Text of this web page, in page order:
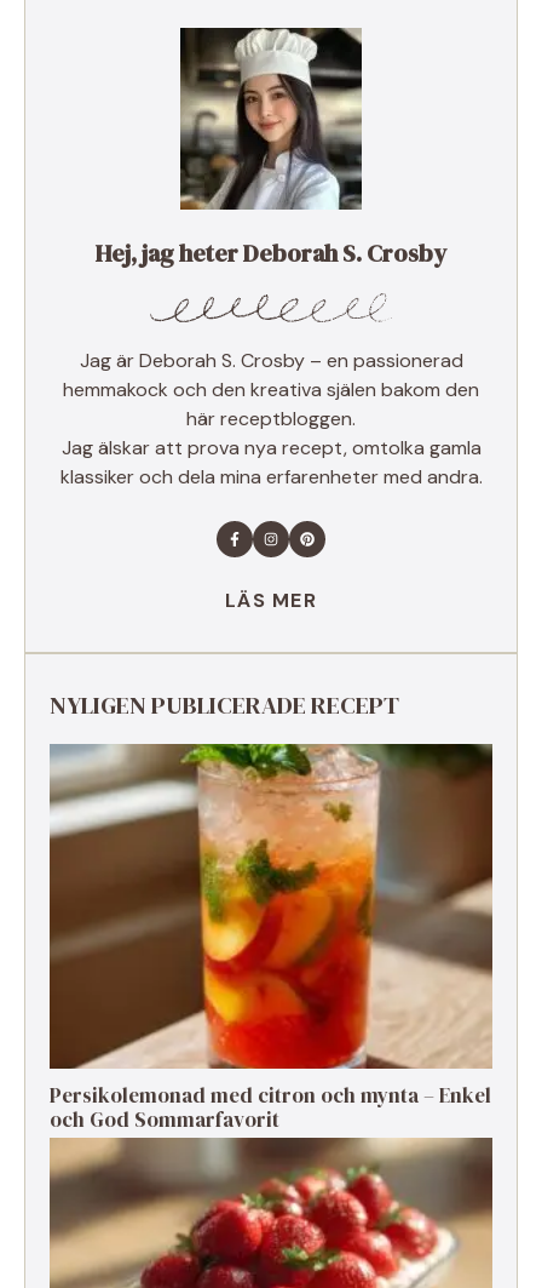
Hej, jag heter Deborah S. Crosby
Jag är Deborah S. Crosby – en passionerad
hemmakock och den kreativa själen bakom den
här receptbloggen.
Jag älskar att prova nya recept, omtolka gamla
klassiker och dela mina erfarenheter med andra.
LÄS MER
NYLIGEN PUBLICERADE RECEPT
Persikolemonad med citron och mynta – Enkel
och God Sommarfavorit